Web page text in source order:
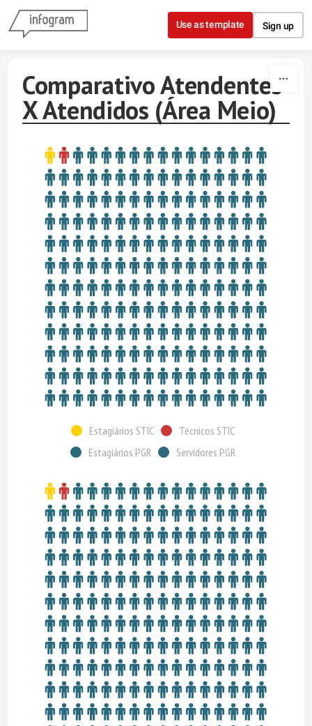
Skip to content
Use as template Sign up
Comparativo Atendentes
X Atendidos (Área Meio)
Estagiários STIC
Técnicos STIC
Estagiários PGR
Servidores PGR